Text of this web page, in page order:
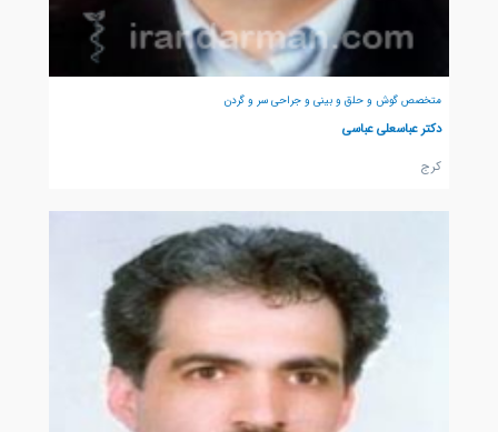
متخصص گوش و حلق و بینی و جراحی سر و گردن
دکتر عباسعلی عباسی
كرج